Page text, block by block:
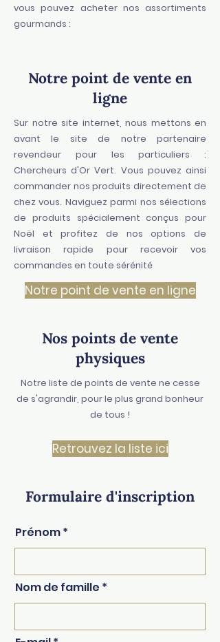
vous pouvez acheter nos assortiments
gourmands :
Notre point de vente en
ligne
Sur notre site internet, nous mettons en
avant le site de notre partenaire
revendeur pour les particuliers :
Chercheurs d'Or Vert. Vous pouvez ainsi
commander nos produits directement de
chez vous. Naviguez parmi nos sélections
de produits spécialement conçus pour
Noël et profitez de nos options de
livraison rapide pour recevoir vos
commandes en toute sérénité
Notre point de vente en ligne
Nos points de vente
physiques
Notre liste de points de vente ne cesse
de s'agrandir, pour le plus grand bonheur
de tous !
Retrouvez la liste ici
Formulaire d'inscription
Prénom
Nom de famille